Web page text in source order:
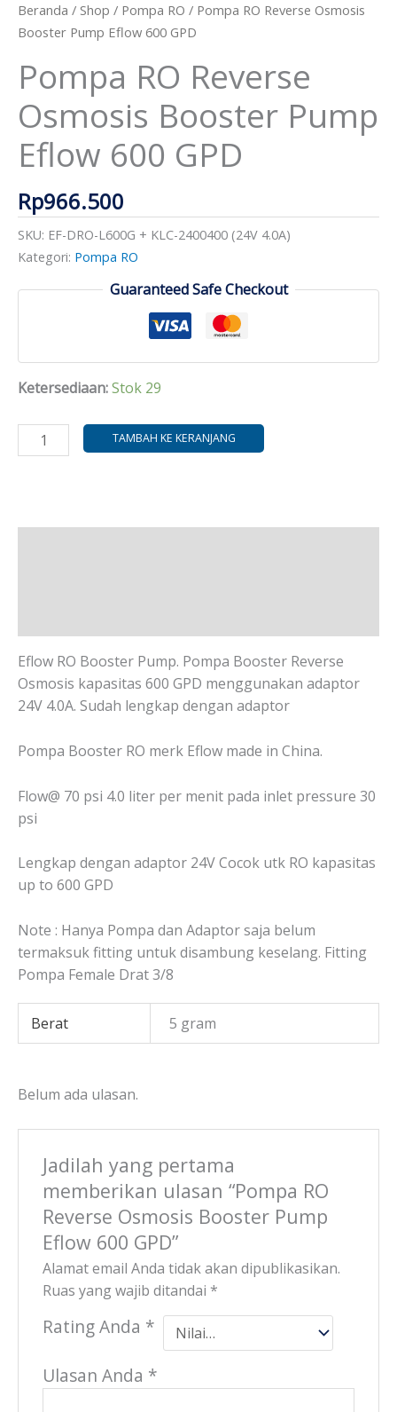
Beranda / Shop / Pompa RO / Pompa RO Reverse Osmosis
Booster Pump Eflow 600 GPD
Pompa RO Reverse
Osmosis Booster Pump
Eflow 600 GPD
Rp966.500
SKU: EF-DRO-L600G + KLC-2400400 (24V 4.0A)
Kategori: Pompa RO
Guaranteed Safe Checkout
Ketersediaan:Stok 29
TAMBAH KE KERANJANG
Eflow RO Booster Pump. Pompa Booster Reverse
Osmosis kapasitas 600 GPD menggunakan adaptor
24V 4.0A. Sudah lengkap dengan adaptor
Pompa Booster RO merk Eflow made in China.
Flow@ 70 psi 4.0 liter per menit pada inlet pressure 30
psi
Lengkap dengan adaptor 24V Cocok utk RO kapasitas
up to 600 GPD
Note : Hanya Pompa dan Adaptor saja belum
termaksuk fitting untuk disambung keselang. Fitting
Pompa Female Drat 3/8
Berat 5 gram
Belum ada ulasan.
Jadilah yang pertama
memberikan ulasan “Pompa RO
Reverse Osmosis Booster Pump
Eflow 600 GPD”
Alamat email Anda tidak akan dipublikasikan.
Ruas yang wajib ditandai *
Rating Anda *
Ulasan Anda *